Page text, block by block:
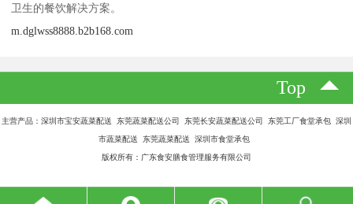
卫生的餐饮解决方案。
m.dglwss8888.b2b168.com
Top
主营产品：深圳市宝安蔬菜配送 东莞蔬菜配送公司 东莞长安蔬菜配送公司 东莞工厂食堂承包 深圳
市蔬菜配送 东莞蔬菜配送 深圳市食堂承包
版权所有：广东食安膳食管理服务有限公司